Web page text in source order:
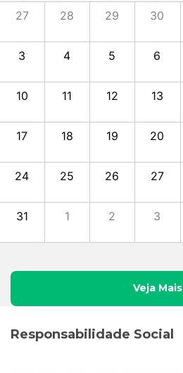
27 28 29 30
3 4 5 6
10 11 12 13
17 18 19 20
24 25 26 27
31 1 2 3
Veja Mais
Responsabilidade Social